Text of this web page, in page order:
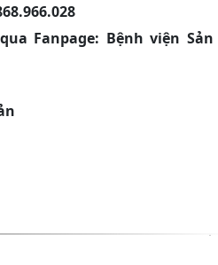
qua Fanpage: Bệnh viện Sản